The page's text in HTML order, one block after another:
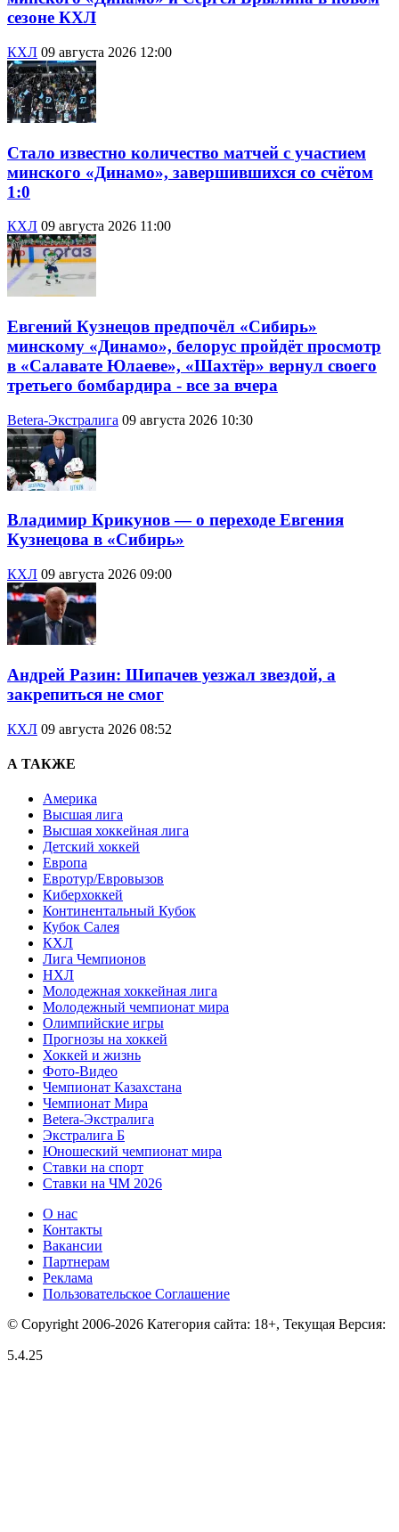
сезоне КХЛ
КХЛ 09 августа 2026 12:00
Стало известно количество матчей с участием
минского «Динамо», завершившихся со счётом
1:0
КХЛ 09 августа 2026 11:00
Евгений Кузнецов предпочёл «Сибирь»
минскому «Динамо», белорус пройдёт просмотр
в «Салавате Юлаеве», «Шахтёр» вернул своего
третьего бомбардира - все за вчера
Betera-Экстралига 09 августа 2026 10:30
Владимир Крикунов — о переходе Евгения
Кузнецова в «Сибирь»
КХЛ 09 августа 2026 09:00
Андрей Разин: Шипачев уезжал звездой, а
закрепиться не смог
КХЛ 09 августа 2026 08:52
А ТАКЖЕ
Америка
Высшая лига
Высшая хоккейная лига
Детский хоккей
Европа
Евротур/Евровызов
Киберхоккей
Континентальный Кубок
Кубок Салея
КХЛ
Лига Чемпионов
НХЛ
Молодежная хоккейная лига
Молодежный чемпионат мира
Олимпийские игры
Прогнозы на хоккей
Хоккей и жизнь
Фото-Видео
Чемпионат Казахстана
Чемпионат Мира
Betera-Экстралига
Экстралига Б
Юношеский чемпионат мира
Ставки на спорт
Ставки на ЧМ 2026
О нас
Контакты
Вакансии
Партнерам
Реклама
Пользовательское Соглашение
© Copyright 2006-2026 Категория сайта: 18+, Текущая Версия:
5.4.25